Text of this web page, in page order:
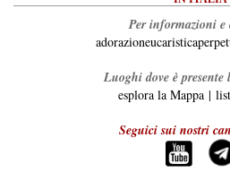
Per informazioni
Luoghi dove è
esplora la Mappa|
Seguici sui nostri